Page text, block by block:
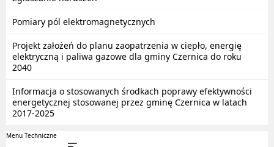
Pomiary pól elektromagnetycznych
Projekt założeń do planu zaopatrzenia w ciepło, energię
elektryczną i paliwa gazowe dla gminy Czernica do roku
2040
Informacja o stosowanych środkach poprawy efektywności
energetycznej stosowanej przez gminę Czernica w latach
2017-2025
Menu Techniczne